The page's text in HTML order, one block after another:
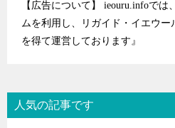
【広告について】 ieouru.infoで
ムを利用し、リガイド・イエウ
を得て運営しております』
人気の記事です